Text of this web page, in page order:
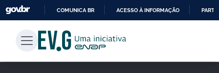
PARA
CONTEÚDO
COMUNICA BR ACESSO À INFORMAÇÃO